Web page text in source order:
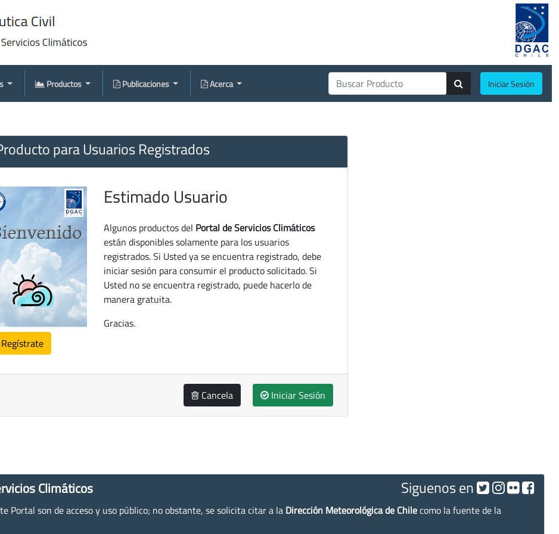
Productos Publicaciones Acerca Iniciar Sesión
para Usuarios Registrados
Regístrate
Estimado Usuario
Algunos productos del Portal de Servicios Climáticos
están disponibles solamente para los usuarios
registrados. Si Usted ya se encuentra registrado, debe
iniciar sesión para consumir el producto solicitado. Si
Usted no se encuentra registrado, puede hacerlo de
manera gratuita.
Gracias.
Cancela Iniciar Sesión
Climáticos Siguenos en
Portal son de acceso y uso público; no obstante, se solicita citar a la Dirección Meteorológica de Chilecomo la fuente de la